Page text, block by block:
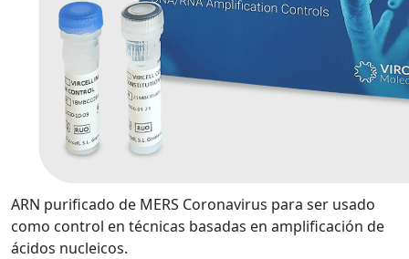
ARN purificado de MERS Coronavirus para ser usado
como control en técnicas basadas en amplificación de
ácidos nucleicos.